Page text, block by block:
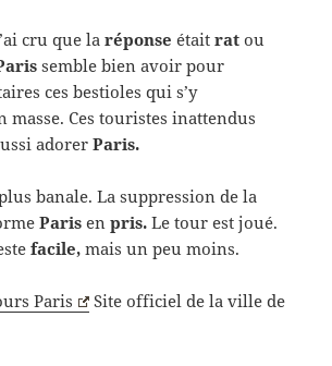
cru que laréponse étaitrat ou
semble bien avoir pour
ces bestioles qui s’y
masse. Ces touristes inattendus
adorerParis.
banale. La suppression de la
Paris enpris. Le tour est joué.
facile, mais un peu moins.
Paris
Site officiel de la ville de